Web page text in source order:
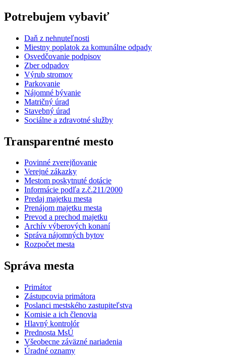
Potrebujem vybaviť
Daň z nehnuteľnosti
Miestny poplatok za komunálne odpady
Osvedčovanie podpisov
Zber odpadov
Výrub stromov
Parkovanie
Nájomné bývanie
Matričný úrad
Stavebný úrad
Sociálne a zdravotné služby
Transparentné mesto
Povinné zverejňovanie
Verejné zákazky
Mestom poskytnuté dotácie
Informácie podľa z.č.211/2000
Predaj majetku mesta
Prenájom majetku mesta
Prevod a prechod majetku
Archív výberových konaní
Správa nájomných bytov
Rozpočet mesta
Správa mesta
Primátor
Zástupcovia primátora
Poslanci mestského zastupiteľstva
Komisie a ich členovia
Hlavný kontrolór
Prednosta MsÚ
Všeobecne záväzné nariadenia
Úradné oznamy